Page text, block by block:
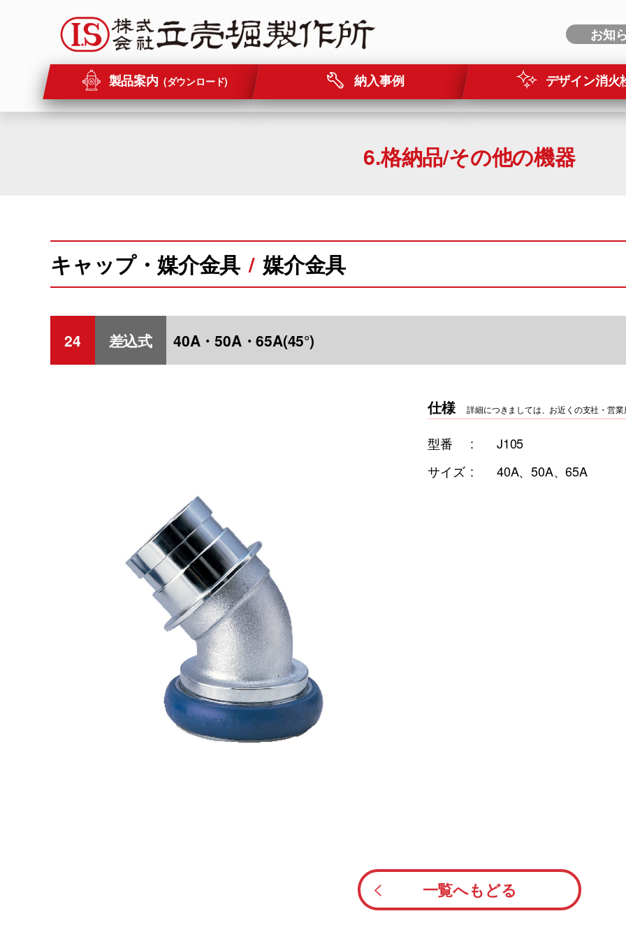
お知
製品案内 (ダウンロード) 納入事例 デザイン消火
6.格納品/その他の機器
キャップ・媒介金具 媒介金具
24 差込式 40A・50A・65A(45°)
仕様 詳細につきましては、お近くの支社・営業
型番
J105
サイズ
40A、50A、65A
一覧へもどる